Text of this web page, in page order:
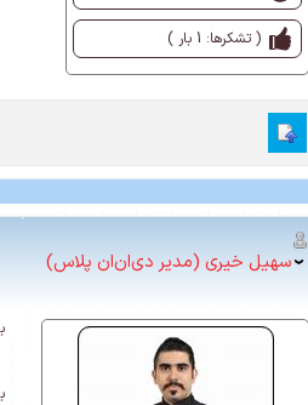
( تشکرها: 1 بار )
سهیل خیری (مدیر دی‌ان‌ان پلاس)